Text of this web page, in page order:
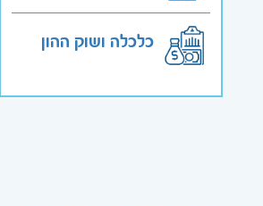
כלכלה ושוק ההון